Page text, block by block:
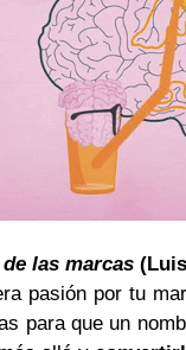
las marcas
pasión por tu
para que un